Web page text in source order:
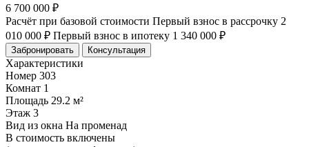
6 700 000 ₽
Расчёт при базовой стоимости Первый взнос в рассрочку 2
010 000 ₽ Первый взнос в ипотеку 1 340 000 ₽
Забронировать Консультация
Характеристики
Номер 303
Комнат 1
Площадь 29.2 м²
Этаж 3
Вид из окна На променад
В стоимость включены